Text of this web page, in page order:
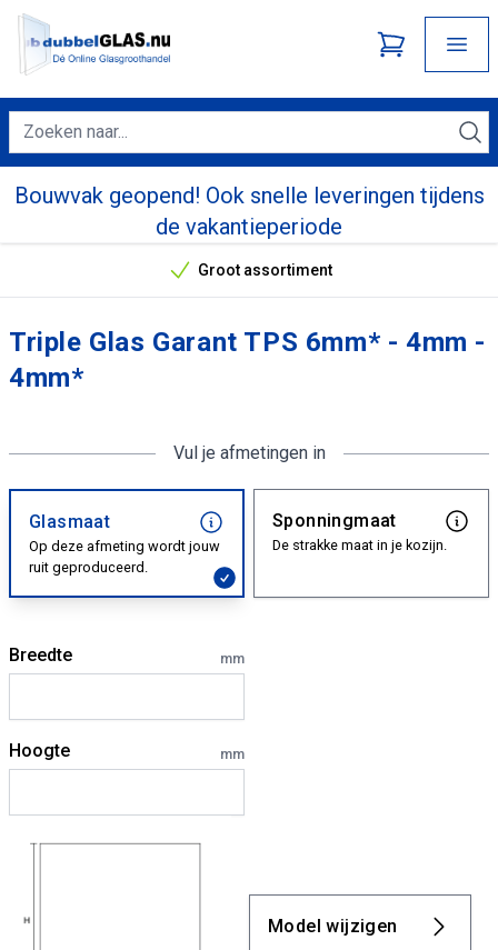
Bouwvak geopend! Ook snelle leveringen tijdens
de vakantieperiode
Onze unieke verkoopargumenten
Groot assortiment
Triple Glas Garant TPS 6mm* - 4mm -
4mm*
Vul je afmetingen in
Glasmaat
Op deze afmeting wordt jouw
ruit geproduceerd.
Sponningmaat
De strakke maat in je kozijn.
Breedte mm
Hoogte mm
Model wijzigen